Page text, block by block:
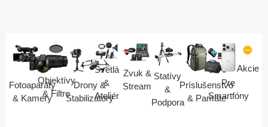
Fotoaparáty
& Kamery
Objektívy
& Filtre
Drony &
Stabilizátory
Svetlá
&
Ateliér
Zvuk &
Stream
Statívy
&
Podpora
Príslušenstvo
& Pamäte
Pre
Smartfóny
Akcie